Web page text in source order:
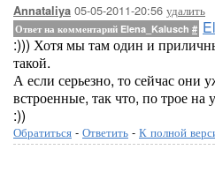
Annataliya 05-05-2011-20:56 удалить
Ответ на комментарий Elena_Kalusch #
:))) Хотя мы там один и
такой.
А если серьезно, то сейчас они
встроенные, так что, по трое
:))
Обратиться - Ответить - К полной